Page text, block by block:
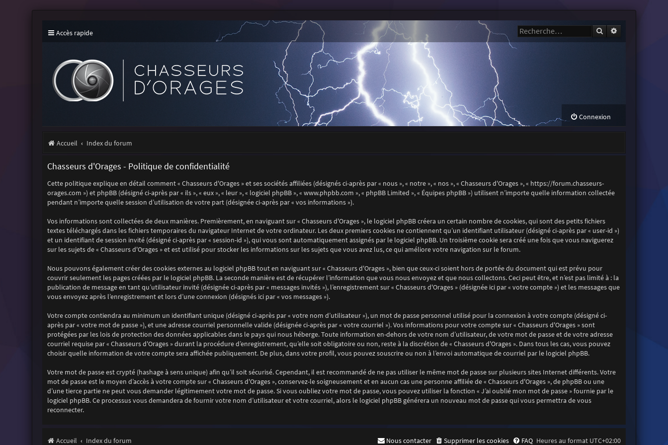
Accès rapide Rechercher
Connexion
Accueil Index du forum
Chasseurs d'Orages - Politique de confidentialité
Cette politique explique en détail comment « Chasseurs d'Orages » et ses sociétés affiliées (désignés ci-après par « nous », « notre », « nos », « Chasseurs d'Orages », « https://forum.chasseurs-
orages.com ») et phpBB (désigné ci-après par « ils », « eux », « leur », « logiciel phpBB », « www.phpbb.com », « phpBB Limited », « Équipes phpBB ») utilisent n’importe quelle information collectée
pendant n’importe quelle session d’utilisation de votre part (désignée ci-après par « vos informations »).
Vos informations sont collectées de deux manières. Premièrement, en naviguant sur « Chasseurs d'Orages », le logiciel phpBB créera un certain nombre de cookies, qui sont des petits fichiers
textes téléchargés dans les fichiers temporaires du navigateur Internet de votre ordinateur. Les deux premiers cookies ne contiennent qu’un identifiant utilisateur (désigné ci-après par « user-id »)
et un identifiant de session invité (désigné ci-après par « session-id »), qui vous sont automatiquement assignés par le logiciel phpBB. Un troisième cookie sera créé une fois que vous naviguerez
sur les sujets de « Chasseurs d'Orages » et est utilisé pour stocker les informations sur les sujets que vous avez lus, ce qui améliore votre navigation sur le forum.
Nous pouvons également créer des cookies externes au logiciel phpBB tout en naviguant sur « Chasseurs d'Orages », bien que ceux-ci soient hors de portée du document qui est prévu pour
couvrir seulement les pages créées par le logiciel phpBB. La seconde manière est de récupérer l’information que vous nous envoyez et que nous collectons. Ceci peut être, et n’est pas limité à : la
publication de message en tant qu’utilisateur invité (désignée ci-après par « messages invités »), l’enregistrement sur « Chasseurs d'Orages » (désignée ici par « votre compte ») et les messages que
vous envoyez après l’enregistrement et lors d’une connexion (désignés ici par « vos messages »).
Votre compte contiendra au minimum un identifiant unique (désigné ci-après par « votre nom d’utilisateur »), un mot de passe personnel utilisé pour la connexion à votre compte (désigné ci-
après par « votre mot de passe »), et une adresse courriel personnelle valide (désignée ci-après par « votre courriel »). Vos informations pour votre compte sur « Chasseurs d'Orages » sont
protégées par les lois de protection des données applicables dans le pays qui nous héberge. Toute information en-dehors de votre nom d’utilisateur, de votre mot de passe et de votre adresse
courriel requise par « Chasseurs d'Orages » durant la procédure d’enregistrement, qu’elle soit obligatoire ou non, reste à la discrétion de « Chasseurs d'Orages ». Dans tous les cas, vous pouvez
choisir quelle information de votre compte sera affichée publiquement. De plus, dans votre profil, vous pouvez souscrire ou non à l’envoi automatique de courriel par le logiciel phpBB.
Votre mot de passe est crypté (hashage à sens unique) afin qu’il soit sécurisé. Cependant, il est recommandé de ne pas utiliser le même mot de passe sur plusieurs sites Internet différents. Votre
mot de passe est le moyen d’accès à votre compte sur « Chasseurs d'Orages », conservez-le soigneusement et en aucun cas une personne affiliée de « Chasseurs d'Orages », de phpBB ou une
d’une tierce partie ne peut vous demander légitimement votre mot de passe. Si vous oubliez votre mot de passe, vous pouvez utiliser la fonction « J’ai oublié mon mot de passe » fournie par le
logiciel phpBB. Ce processus vous demandera de fournir votre nom d’utilisateur et votre courriel, alors le logiciel phpBB générera un nouveau mot de passe qui vous permettra de vous
reconnecter.
Accueil Index du forum Heures au format UTC+02:00
FAQ
Supprimer les cookies
Nous contacter